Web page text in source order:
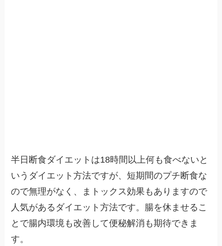
半日断食ダイエットは18時間以上何も食べないと
いうダイエット方法ですが、短期間のプチ断食な
ので無理がなく、まトックス効果もありますので
人気があるダイエット方法です。腸を休ませるこ
とで腸内環境も改善して便秘解消も期待できま
す。